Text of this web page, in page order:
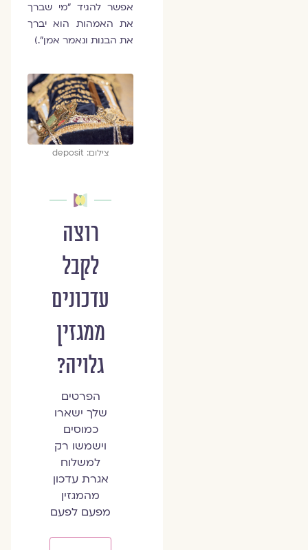
אפשר להגיד "מי שברך
את האמהות הוא יברך
את הבנות ונאמר אמן".)
צילום: deposit
רוצה
לקבל
עדכונים
ממגזין
גלויה?
הפרטים
שלך ישארו
כמוסים
וישמשו רק
למשלוח
אגרת עדכון
מהמגזין
מפעם לפעם